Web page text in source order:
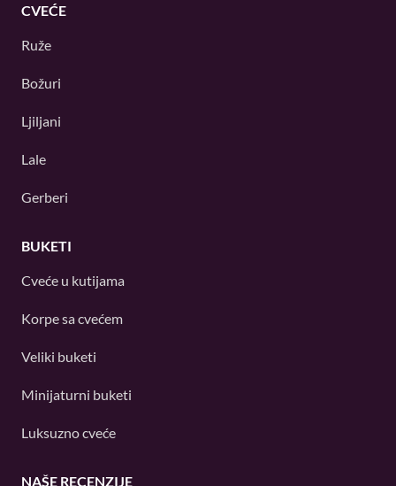
CVEĆE
Ruže
Božuri
Ljiljani
Lale
Gerberi
BUKETI
Cveće u kutijama
Korpe sa cvećem
Veliki buketi
Minijaturni buketi
Luksuzno cveće
NAŠE RECENZIJE